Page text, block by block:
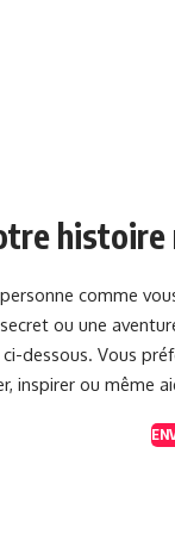
histoire
comme
ou une
dessous. Vous
ou même